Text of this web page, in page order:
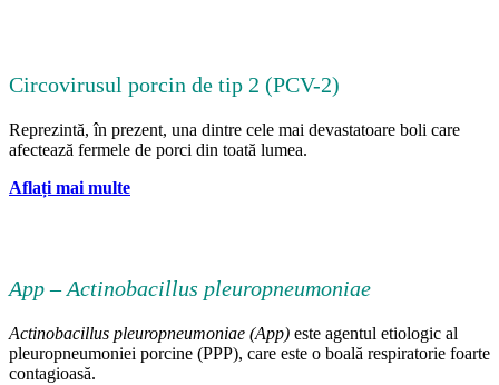
Circovirusul porcin de tip 2 (PCV-2)
Reprezintă, în prezent, una dintre cele mai devastatoare boli care
afectează fermele de porci din toată lumea.
Aflați mai multe
App–Actinobacillus pleuropneumoniae
Actinobacillus pleuropneumoniae (App) este agentul etiologic al
pleuropneumoniei porcine (PPP), care este o boală respiratorie foarte
contagioasă.